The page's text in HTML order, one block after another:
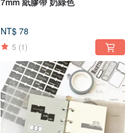
NT$ 78
5 (1)